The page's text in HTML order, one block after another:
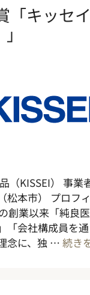
「キッセ
（KISSEI） 事業
松本市） プロフ
創業以来「純良
「会社構成員を
念に、独 … 続き